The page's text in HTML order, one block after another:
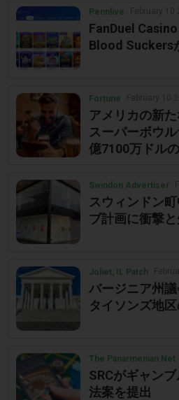
Chicago Sun-
Pennlive
FanDuel
Blood Suckers
Fortune
アメリカの新た
スーパーボウ
億7100万ドル
Swindon Advertiser
スウィンドン
ブ計画に衝撃
Joliet, IL Patch
バージニア州
タイソンズ地
The Panarmenian Net
SRCがギャン
法案を提出